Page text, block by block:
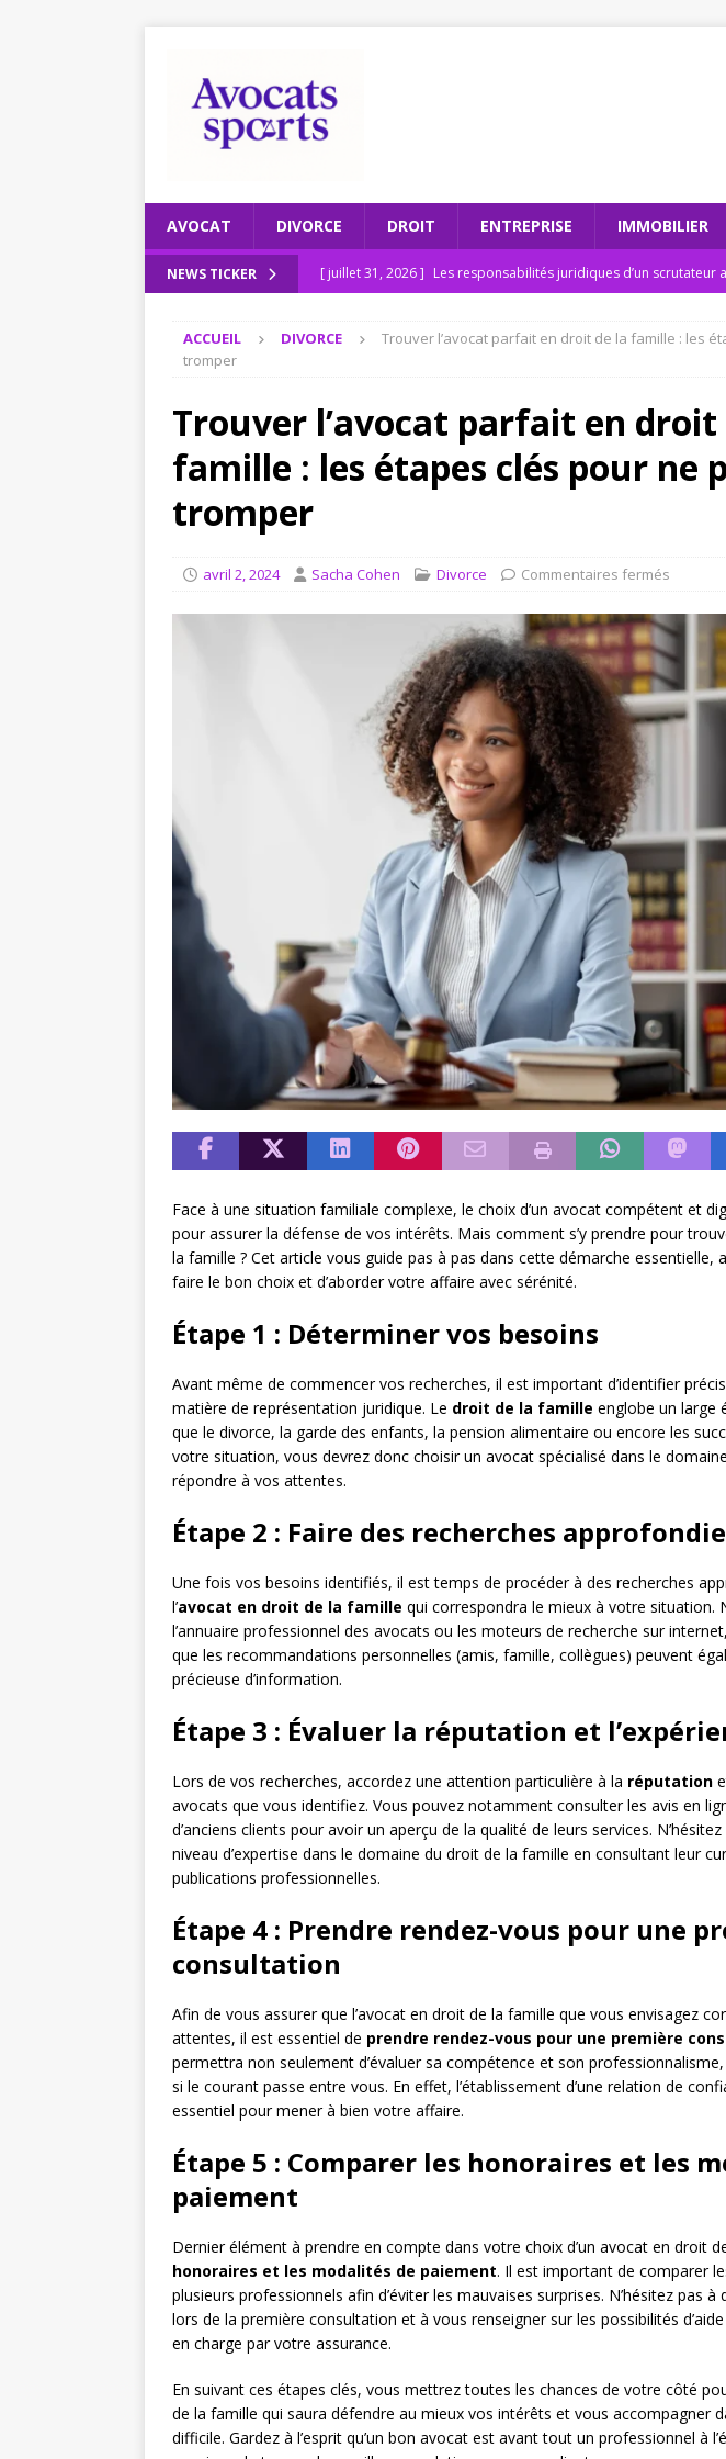
AVOCAT DIVORCE DROIT ENTREPRISE IMMOBILIER
NEWS TICKER [ juillet 31, 2026 ] Les responsabilités juridiques d’un scrutateur
ENTREPRISE
[ juillet 19, 2026 ] Pourquoi les recommandations électroniques
2026
JURIDIQUE
ACCUEIL DIVORCE
Trouver l’avocat parfait en droit de la famille : les
tromper
Trouver l’avocat parfait en droit
famille : les étapes clés pour ne
tromper
avril 2, 2024 Sacha Cohen Divorce Commentaires fermés
Face à une situation familiale complexe, le choix d’un avocat compétent et
pour assurer la défense de vos intérêts. Mais comment s’y prendre pour
la famille ? Cet article vous guide pas à pas dans cette démarche essentielle,
faire le bon choix et d’aborder votre affaire avec sérénité.
Étape 1 : Déterminer vos besoins
Avant même de commencer vos recherches, il est important d’identifier
matière de représentation juridique. Le droit de la famille englobe un large
que le divorce, la garde des enfants, la pension alimentaire ou encore les
votre situation, vous devrez donc choisir un avocat spécialisé dans le
répondre à vos attentes.
Étape 2 : Faire des recherches
Une fois vos besoins identifiés, il est temps de procéder à des recherches
l’avocat en droit de la famille qui correspondra le mieux à votre situation.
l’annuaire professionnel des avocats ou les moteurs de recherche sur
que les recommandations personnelles (amis, famille, collègues) peuvent
précieuse d’information.
Étape 3 : Évaluer la réputation et
Lors de vos recherches, accordez une attention particulière à la réputation
avocats que vous identifiez. Vous pouvez notamment consulter les avis en
d’anciens clients pour avoir un aperçu de la qualité de leurs services.
niveau d’expertise dans le domaine du droit de la famille en consultant leur
publications professionnelles.
Étape 4 : Prendre rendez-vous pour une
consultation
Afin de vous assurer que l’avocat en droit de la famille que vous envisagez
attentes, il est essentiel de prendre rendez-vous pour une première
permettra non seulement d’évaluer sa compétence et son
si le courant passe entre vous. En effet, l’établissement d’une relation de
essentiel pour mener à bien votre affaire.
Étape 5 : Comparer les honoraires et les
paiement
Dernier élément à prendre en compte dans votre choix d’un avocat en droit
honoraires et les modalités de paiement. Il est important de comparer
plusieurs professionnels afin d’éviter les mauvaises surprises. N’hésitez pas
lors de la première consultation et à vous renseigner sur les possibilités
en charge par votre assurance.
En suivant ces étapes clés, vous mettrez toutes les chances de votre côté
de la famille qui saura défendre au mieux vos intérêts et vous accompagner
difficile. Gardez à l’esprit qu’un bon avocat est avant tout un professionnel à